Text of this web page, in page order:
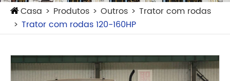
Casa Produtos Outros
Trator com rodas
Trator com rodas 120-160HP